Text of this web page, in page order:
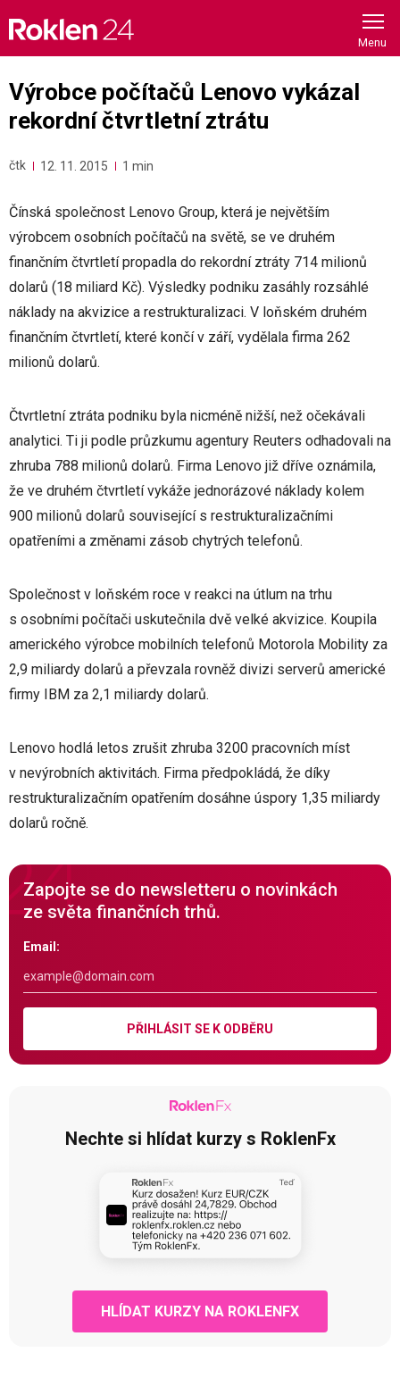
content
Výrobce počítačů Lenovo vykázal
rekordní čtvrtletní ztrátu
čtk 12. 11. 2015 1 min
Čínská společnost Lenovo Group, která je největším
výrobcem osobních počítačů na světě, se ve druhém
finančním čtvrtletí propadla do rekordní ztráty 714 milionů
dolarů (18 miliard Kč). Výsledky podniku zasáhly rozsáhlé
náklady na akvizice a restrukturalizaci. V loňském druhém
finančním čtvrtletí, které končí v září, vydělala firma 262
milionů dolarů.
Čtvrtletní ztráta podniku byla nicméně nižší, než očekávali
analytici. Ti ji podle průzkumu agentury Reuters odhadovali na
zhruba 788 milionů dolarů. Firma Lenovo již dříve oznámila,
že ve druhém čtvrtletí vykáže jednorázové náklady kolem
900 milionů dolarů související s restrukturalizačními
opatřeními a změnami zásob chytrých telefonů.
Společnost v loňském roce v reakci na útlum na trhu
s osobními počítači uskutečnila dvě velké akvizice. Koupila
amerického výrobce mobilních telefonů Motorola Mobility za
2,9 miliardy dolarů a převzala rovněž divizi serverů americké
firmy IBM za 2,1 miliardy dolarů.
Lenovo hodlá letos zrušit zhruba 3200 pracovních míst
v nevýrobních aktivitách. Firma předpokládá, že díky
restrukturalizačním opatřením dosáhne úspory 1,35 miliardy
dolarů ročně.
Zapojte se do newsletteru o novinkách
ze světa finančních trhů.
Email:
PŘIHLÁSIT SE K ODBĚRU
Nechte si hlídat kurzy s RoklenFx
HLÍDAT KURZY NA ROKLENFX